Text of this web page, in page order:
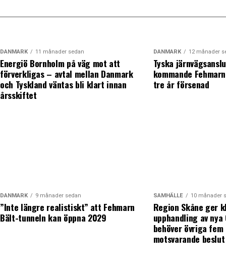
DANMARK 11 månader sedan
Energiö Bornholm på väg mot att
förverkligas – avtal mellan Danmark
och Tyskland väntas bli klart innan
årsskiftet
DANMARK 12 månader
Tyska
kommande
tre år försenad
DANMARK 9 månader sedan
”Inte längre realistiskt” att Fehmarn
Bält-tunneln kan öppna 2029
SAMHÄLLE 10 månader
Region Skåne ger
upphandling av
behöver övriga
motsvarande beslut